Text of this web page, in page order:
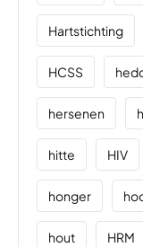
Hartstichting
HCSS
hersenen
hitte HIV
honger
hout HRM